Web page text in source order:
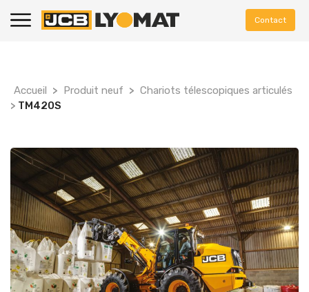
Contact
Accueil > Produit neuf > Chariots télescopiques articulés
> TM420S